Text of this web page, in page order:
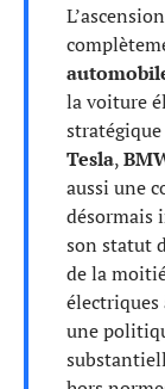
la voiture
Tesla,
aussi une
désormais
son statut
de la
électriques
une